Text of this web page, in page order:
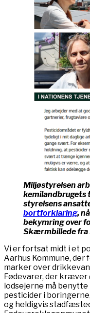
Miljøstyrelsen
kemilandbrugets
styrelsens
bortforklaring,
bekymring over
Skærmbillede fra
Vi er fortsat midt i et
Aarhus Kommune,
marker over
Fødevarer, der
lodsejerne må
pesticider i
og heldigvis